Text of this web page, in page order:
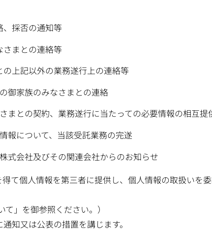
、採否の通知等
さまとの連絡等
上記以外の業務遂行上の連絡等
御家族のみなさまとの連絡
まとの契約、業務遂行に当たっての必要情報の相互提
報について、当該受託業務の完遂
式会社及びその関連会社からのお知らせ
て個人情報を第三者に提供し、個人情報の取扱いを
」を御参照ください。）
知又は公表の措置を講じます。